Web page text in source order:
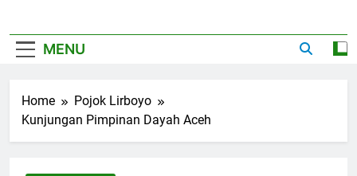
MENU
Home
Pojok Lirboyo
Kunjungan Pimpinan Dayah Aceh